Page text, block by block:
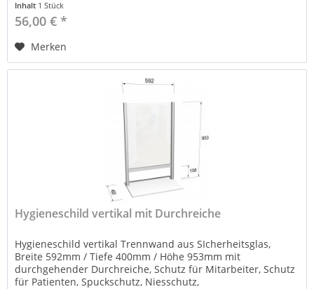
Inhalt 1 Stück
56,00 € *
Merken
Hygieneschild vertikal mit Durchreiche
Hygieneschild vertikal Trennwand aus SIcherheitsglas,
Breite 592mm / Tiefe 400mm / Höhe 953mm mit
durchgehender Durchreiche, Schutz für Mitarbeiter, Schutz
für Patienten, Spuckschutz, Niesschutz,